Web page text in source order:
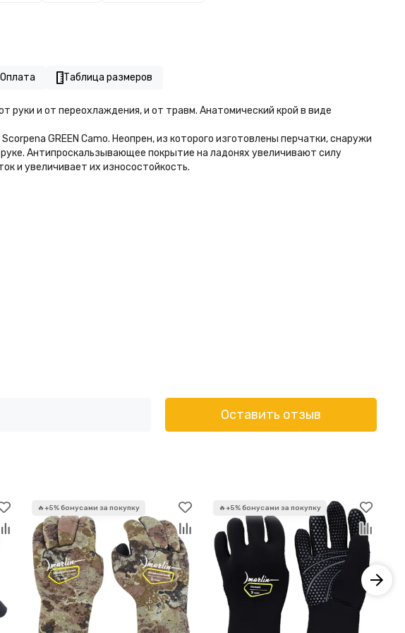
Оплата Таблица размеров
и от переохлаждения, и от травм. Анатомический крой в виде
GREEN Camo. Неопрен, из которого изготовлены перчатки, снаружи
Антипроскальзывающее покрытие на ладонях увеличивают силу
и увеличивает их износостойкость.
Оставить отзыв